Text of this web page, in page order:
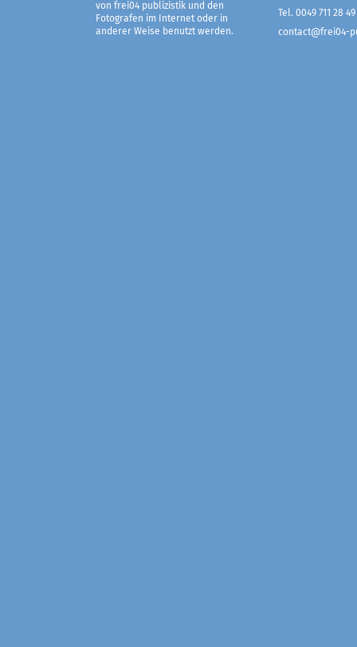
von frei04 publizistik und den
Fotografen im Internet oder in
anderer Weise benutzt werden.
Tel. 0049 711 28 49
contact@frei04-